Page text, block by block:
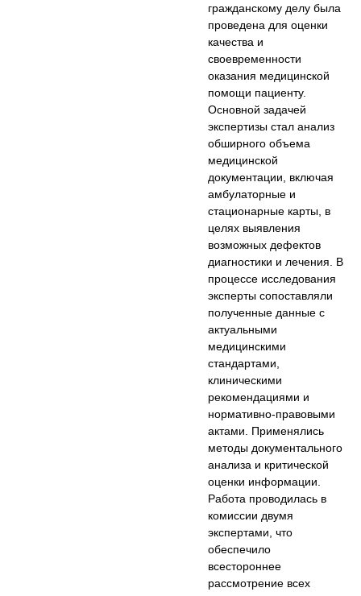
гражданскому делу была
проведена для оценки
качества и
своевременности
оказания медицинской
помощи пациенту.
Основной задачей
экспертизы стал анализ
обширного объема
медицинской
документации, включая
амбулаторные и
стационарные карты, в
целях выявления
возможных дефектов
диагностики и лечения. В
процессе исследования
эксперты сопоставляли
полученные данные с
актуальными
медицинскими
стандартами,
клиническими
рекомендациями и
нормативно-правовыми
актами. Применялись
методы документального
анализа и критической
оценки информации.
Работа проводилась в
комиссии двумя
экспертами, что
обеспечило
всестороннее
рассмотрение всех